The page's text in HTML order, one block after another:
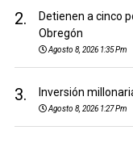
2.
Detienen a cinco
Obregón
Agosto 8, 2026 1:35 Pm
3. Inversión
Agosto 8, 2026 1:27 Pm